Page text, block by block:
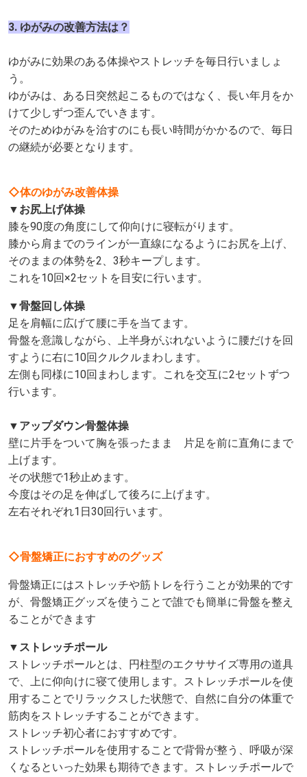
3. ゆがみの改善方法は？
ゆがみに効果のある体操やストレッチを毎日行いましょ
う。
ゆがみは、ある日突然起こるものではなく、長い年月をか
けて少しずつ歪んでいきます。
そのためゆがみを治すのにも長い時間がかかるので、毎日
の継続が必要となります。
◇体のゆがみ改善体操
▼お尻上げ体操
膝を90度の角度にして仰向けに寝転がります。
膝から肩までのラインが一直線になるようにお尻を上げ、
そのままの体勢を2、3秒キープします。
これを10回×2セットを目安に行います。
▼骨盤回し体操
足を肩幅に広げて腰に手を当てます。
骨盤を意識しながら、上半身がぶれないように腰だけを回
すように右に10回クルクルまわします。
左側も同様に10回まわします。これを交互に2セットずつ
行います。
▼ アップダウン骨盤体操
壁に片手をついて胸を張ったまま 片足を前に直角にまで
上げます。
その状態で1秒止めます。
今度はその足を伸ばして後ろに上げます。
左右それぞれ1日30回行います。
◇骨盤矯正におすすめのグッズ
骨盤矯正にはストレッチや筋トレを行うことが効果的です
が、骨盤矯正グッズを使うことで誰でも簡単に骨盤を整え
ることができます
▼ストレッチポール
ストレッチポールとは、円柱型のエクササイズ専用の道具
で、上に仰向けに寝て使用します。ストレッチポールを使
用することでリラックスした状態で、自然に自分の体重で
筋肉をストレッチすることができます。
ストレッチ初心者におすすめです。
ストレッチポールを使用することで背骨が整う、呼吸が深
くなるといった効果も期待できます。ストレッチポールで